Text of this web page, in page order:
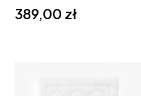
Cena
389,00 zł